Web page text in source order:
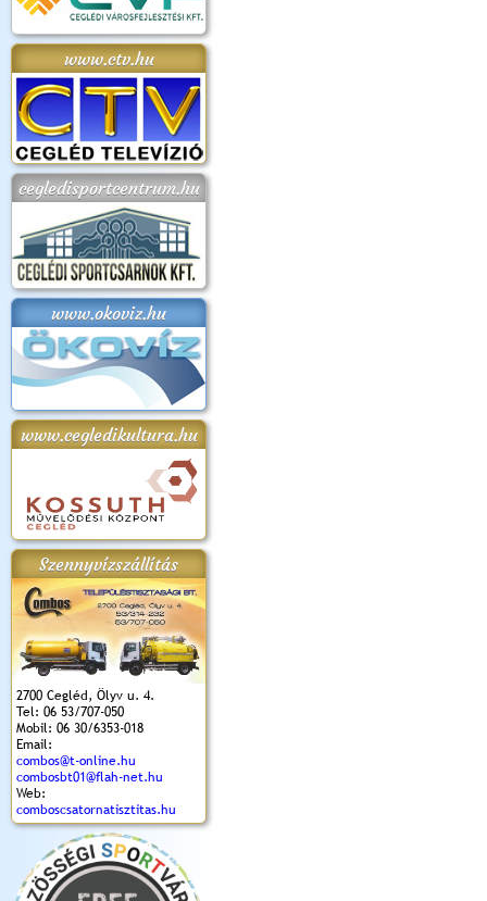
www.ctv.hu
cegledisportcentrum.hu
www.okoviz.hu
www.cegledikultura.hu
Szennyvízszállítás
2700 Cegléd, Ölyv u. 4.
Tel: 06 53/707-050
Mobil: 06 30/6353-018
Email:
combos@t-online.hu
combosbt01@flah-net.hu
Web:
comboscsatornatisztitas.hu
2018.
Kossuth Toborzó
Ünnepély
Szent István Ünnepe
(2017. 08. 20.)